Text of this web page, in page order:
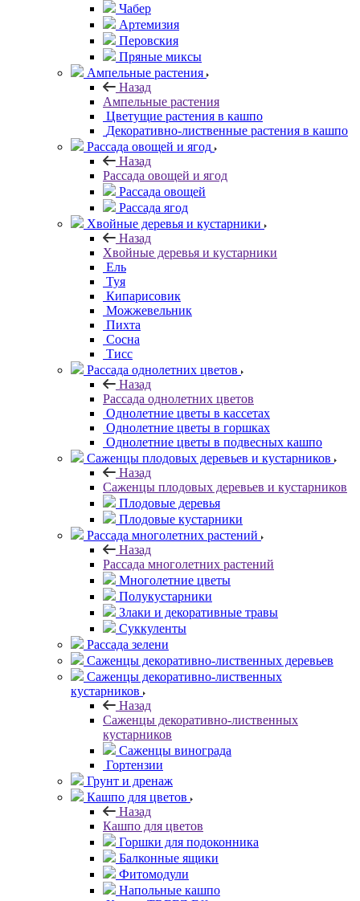
Чабер
Артемизия
Перовския
Пряные миксы
Ампельные растения
Назад
Ампельные растения
Цветущие растения в кашпо
Декоративно-лиственные растения в кашпо
Рассада овощей и ягод
Назад
Рассада овощей и ягод
Рассада овощей
Рассада ягод
Хвойные деревья и кустарники
Назад
Хвойные деревья и кустарники
Ель
Туя
Кипарисовик
Можжевельник
Пихта
Сосна
Тисc
Рассада однолетних цветов
Назад
Рассада однолетних цветов
Однолетние цветы в кассетах
Однолетние цветы в горшках
Однолетние цветы в подвесных кашпо
Саженцы плодовых деревьев и кустарников
Назад
Саженцы плодовых деревьев и кустарников
Плодовые деревья
Плодовые кустарники
Рассада многолетних растений
Назад
Рассада многолетних растений
Многолетние цветы
Полукустарники
Злаки и декоративные травы
Суккуленты
Рассада зелени
Саженцы декоративно-лиственных деревьев
Саженцы декоративно-лиственных
кустарников
Назад
Саженцы декоративно-лиственных
кустарников
Саженцы винограда
Гортензии
Грунт и дренаж
Кашпо для цветов
Назад
Кашпо для цветов
Горшки для подоконника
Балконные ящики
Фитомодули
Напольные кашпо